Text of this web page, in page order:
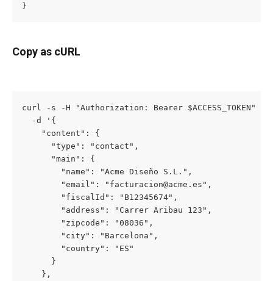
}
Copy as cURL
curl -s -H "Authorization: Bearer
  -d '{
    "content": {
      "type": "contact",
      "main": {
        "name": "Acme Diseño S.L.",
        "email": "facturacion@acme.es",
        "fiscalId": "B12345674",
        "address": "Carrer Aribau 123",
        "zipcode": "08036",
        "city": "Barcelona",
        "country": "ES"
      }
    },